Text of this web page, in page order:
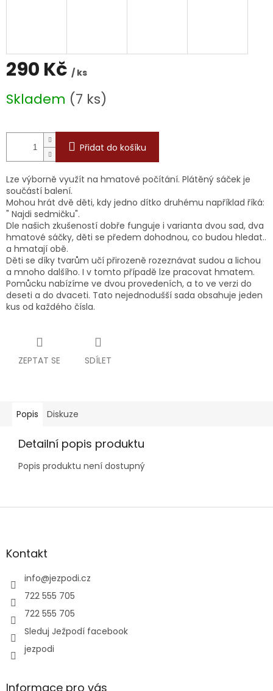
290 Kč / ks
cena:
Skladem (7 ks)
Přidat do košíku
Lze výborně využít na hmatové počítání. Plátěný sáček je
součástí balení.
Mohou hrát dvě děti, kdy jedno dítko druhému například říká:
" Najdi sedmičku".
Dle našich zkušeností dobře funguje i varianta dvou sad, dva
hmatové sáčky, děti se předem dohodnou, co budou hledat..
a hmatají obě.
Děti se díky tvarům učí přirozeně rozeznávat sudou a lichou
a mnoho dalšího. I v tomto případě lze pracovat hmatem.
Pomůcku nabízíme ve dvou provedeních, a to ve verzi do
deseti a do dvaceti. Tato nejednodušší sada obsahuje jeden
kus od každého čísla.
ZEPTAT SE SDÍLET
Popis Diskuze
Detailní popis produktu
Popis produktu není dostupný
Z
aKontakt
info@jezpodi.cz
722 555 705
722 555 705
Sleduj Ježpodí facebook
jezpodi
Informace pro vás